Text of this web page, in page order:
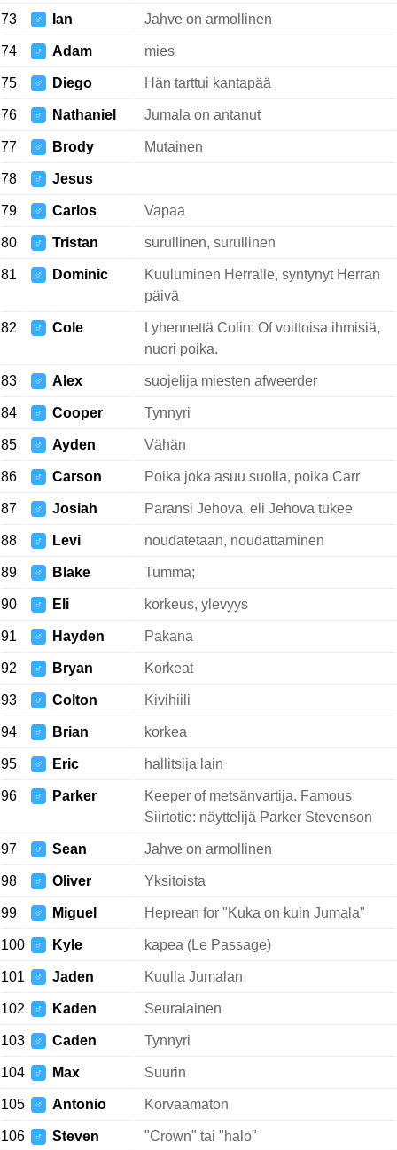
73 ♂ Ian Jahve on armollinen
74 ♂ Adam mies
75 ♂ Diego Hän tarttui kantapää
76 ♂ Nathaniel Jumala on antanut
77 ♂ Brody Mutainen
78 ♂ Jesus
79 ♂ Carlos Vapaa
80 ♂ Tristan surullinen, surullinen
81 ♂ Dominic
Kuuluminen Herralle, syntynyt Herran
päivä
82 ♂ Cole
Lyhennettä Colin: Of voittoisa ihmisiä,
nuori poika.
83 ♂ Alex suojelija miesten afweerder
84 ♂ Cooper Tynnyri
85 ♂ Ayden Vähän
86 ♂ Carson Poika joka asuu suolla, poika Carr
87 ♂ Josiah Paransi Jehova, eli Jehova tukee
88 ♂ Levi noudatetaan, noudattaminen
89 ♂ Blake Tumma;
90 ♂ Eli korkeus, ylevyys
91 ♂ Hayden Pakana
92 ♂ Bryan Korkeat
93 ♂ Colton Kivihiili
94 ♂ Brian korkea
95 ♂ Eric hallitsija lain
96 ♂ Parker
Keeper of metsänvartija. Famous
Siirtotie: näyttelijä Parker Stevenson
97 ♂ Sean Jahve on armollinen
98 ♂ Oliver Yksitoista
99 ♂ Miguel Heprean for "Kuka on kuin Jumala"
100 ♂ Kyle kapea (Le Passage)
101 ♂ Jaden Kuulla Jumalan
102 ♂ Kaden Seuralainen
103 ♂ Caden Tynnyri
104 ♂ Max Suurin
105 ♂ Antonio Korvaamaton
106 ♂ Steven "Crown" tai "halo"